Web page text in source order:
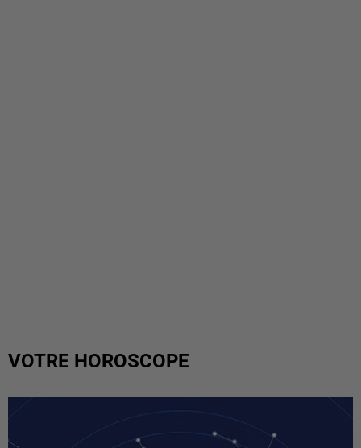
VOTRE HOROSCOPE